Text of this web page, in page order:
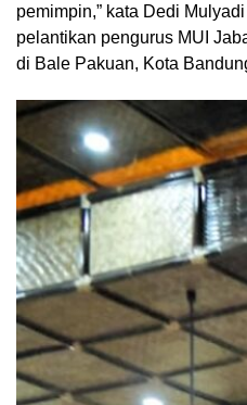
pemimpin,” kata Dedi
pelantikan pengurus MUI
di Bale Pakuan, Kota